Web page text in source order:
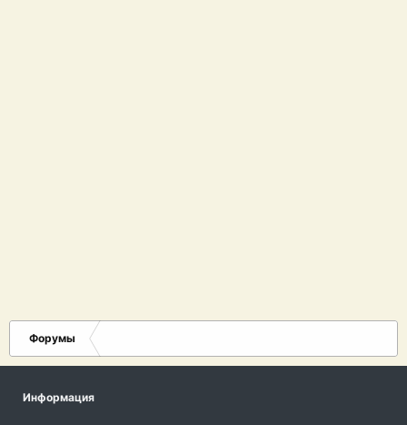
Форумы
Информация